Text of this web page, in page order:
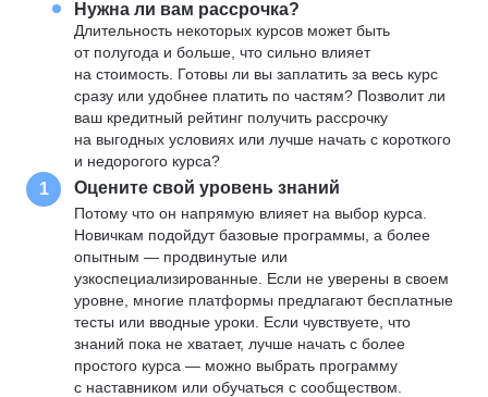
Нужна ли вам рассрочка?
Длительность некоторых курсов может быть
от полугода и больше, что сильно влияет
на стоимость. Готовы ли вы заплатить за весь курс
сразу или удобнее платить по частям? Позволит ли
ваш кредитный рейтинг получить рассрочку
на выгодных условиях или лучше начать с короткого
и недорогого курса?
1 Оцените свой уровень знаний
Потому что он напрямую влияет на выбор курса.
Новичкам подойдут базовые программы, а более
опытным — продвинутые или
узкоспециализированные. Если не уверены в своем
уровне, многие платформы предлагают бесплатные
тесты или вводные уроки. Если чувствуете, что
знаний пока не хватает, лучше начать с более
простого курса — можно выбрать программу
с наставником или обучаться с сообществом.